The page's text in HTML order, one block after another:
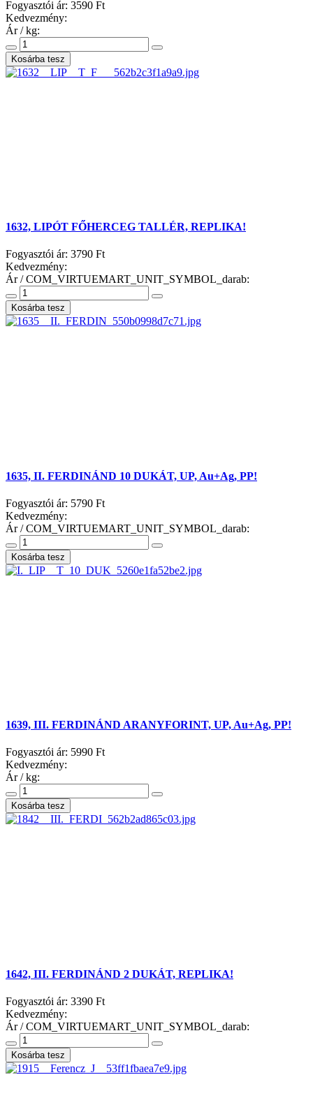
Fogyasztói ár: 3590 Ft
Kedvezmény:
Ár / kg:
1632, LIPÓT FŐHERCEG TALLÉR, REPLIKA!
Fogyasztói ár: 3790 Ft
Kedvezmény:
Ár / COM_VIRTUEMART_UNIT_SYMBOL_darab:
1635, II. FERDINÁND 10 DUKÁT, UP, Au+Ag, PP!
Fogyasztói ár: 5790 Ft
Kedvezmény:
Ár / COM_VIRTUEMART_UNIT_SYMBOL_darab:
1639, III. FERDINÁND ARANYFORINT, UP, Au+Ag, PP!
Fogyasztói ár: 5990 Ft
Kedvezmény:
Ár / kg:
1642, III. FERDINÁND 2 DUKÁT, REPLIKA!
Fogyasztói ár: 3390 Ft
Kedvezmény:
Ár / COM_VIRTUEMART_UNIT_SYMBOL_darab: